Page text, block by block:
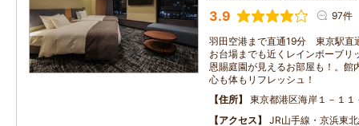
3.9 97件
羽田空港まで直通19分 東京駅
お台場までも近くレインボーブリ
恩賜庭園が見えるお部屋も！。館
心も体もリフレッシュ！
住所
東京都港区海岸１－１１
アクセス
JR山手線・京浜東